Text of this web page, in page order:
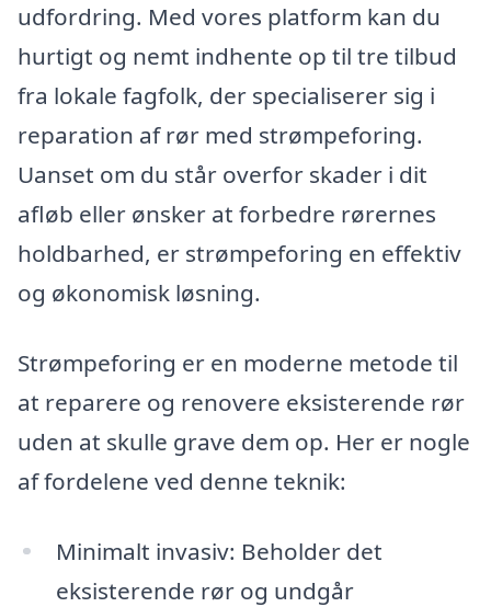
udfordring. Med vores platform kan du
hurtigt og nemt indhente op til tre tilbud
fra lokale fagfolk, der specialiserer sig i
reparation af rør med strømpeforing.
Uanset om du står overfor skader i dit
afløb eller ønsker at forbedre rørernes
holdbarhed, er strømpeforing en effektiv
og økonomisk løsning.
Strømpeforing er en moderne metode til
at reparere og renovere eksisterende rør
uden at skulle grave dem op. Her er nogle
af fordelene ved denne teknik:
Minimalt invasiv: Beholder det
eksisterende rør og undgår